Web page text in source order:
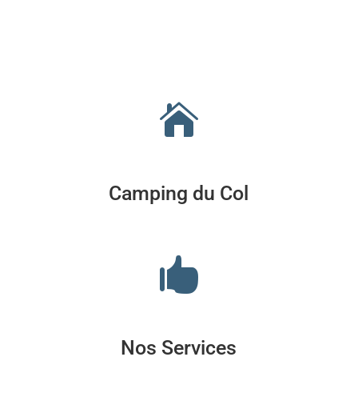

Camping du Col

Nos Services